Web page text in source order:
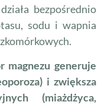
bezpośrednio
sodu i wapnia
magnezu generuje
i zwiększa
(miażdżyca,